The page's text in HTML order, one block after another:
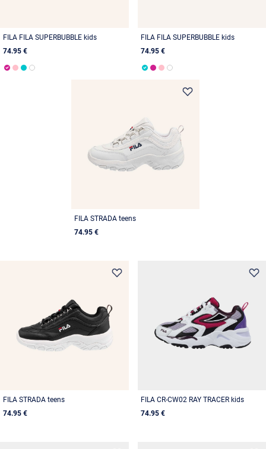
FILA FILA SUPERBUBBLE kids
74.95 €
FILA FILA SUPERBUBBLE kids
74.95 €
FILA STRADA teens
74.95 €
FILA STRADA teens
74.95 €
FILA CR-CW02 RAY TRACER kids
74.95 €